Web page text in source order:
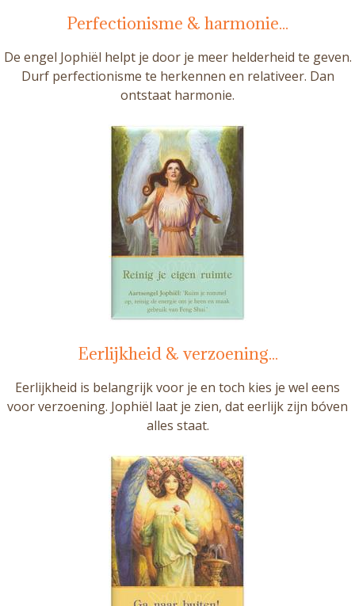
Perfectionisme & harmonie...
De engel Jophiël helpt je door je meer helderheid te geven.
Durf perfectionisme te herkennen en relativeer. Dan
ontstaat harmonie.
Eerlijkheid & verzoening...
Eerlijkheid is belangrijk voor je en toch kies je wel eens
voor verzoening. Jophiël laat je zien, dat eerlijk zijn bóven
alles staat.